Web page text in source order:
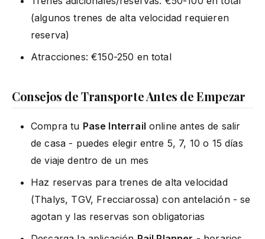
(algunos trenes de alta velocidad requieren
reserva)
Atracciones: €150-250 en total
Consejos de Transporte Antes de Empezar
Compra tu Pase Interrail online antes de salir
de casa - puedes elegir entre 5, 7, 10 o 15 días
de viaje dentro de un mes
Haz reservas para trenes de alta velocidad
(Thalys, TGV, Frecciarossa) con antelación - se
agotan y las reservas son obligatorias